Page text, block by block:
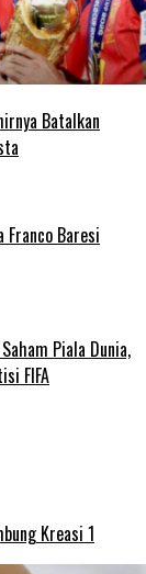
Batalkan
Franco Baresi
Piala Dunia,
FIFA
Kreasi 1